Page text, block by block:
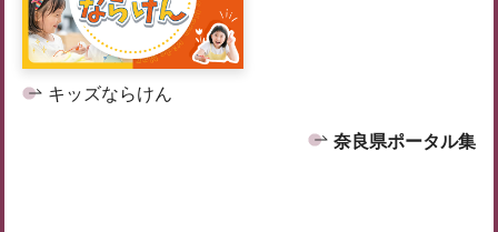
キッズならけん
奈良県ポータル集